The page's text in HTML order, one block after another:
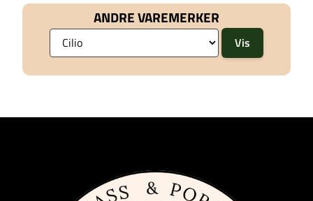
ANDRE VAREMERKER